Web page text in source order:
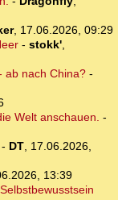
, 17.06.2026, 09:29
- stokk',
ab nach China?-
Welt anschauen. -
- DT, 17.06.2026,
13:39